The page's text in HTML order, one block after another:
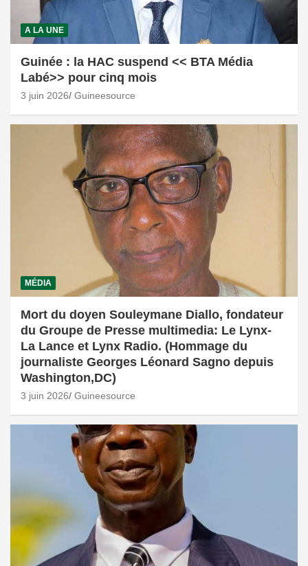
A LA UNE
Guinée : la HAC suspend << BTA Média
Labé>> pour cinq mois
3 juin 2026 Guineesource
MÉDIA
Mort du doyen Souleymane Diallo, fondateur
du Groupe de Presse multimedia: Le Lynx-
La Lance et Lynx Radio. (Hommage du
journaliste Georges Léonard Sagno depuis
Washington,DC)
3 juin 2026 Guineesource